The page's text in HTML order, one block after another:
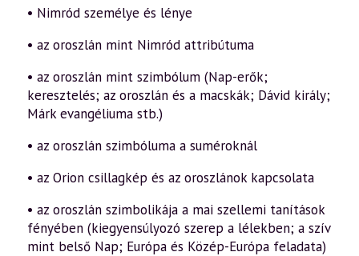
25.
rész
mennyiség
• Nimród személye és lénye
• az oroszlán mint Nimród attribútuma
• az oroszlán mint szimbólum (Nap-erők;
keresztelés; az oroszlán és a macskák; Dávid király;
Márk evangéliuma stb.)
• az oroszlán szimbóluma a suméroknál
• az Orion csillagkép és az oroszlánok kapcsolata
• az oroszlán szimbolikája a mai szellemi tanítások
fényében (kiegyensúlyozó szerep a lélekben; a szív
mint belső Nap; Európa és Közép-Európa feladata)